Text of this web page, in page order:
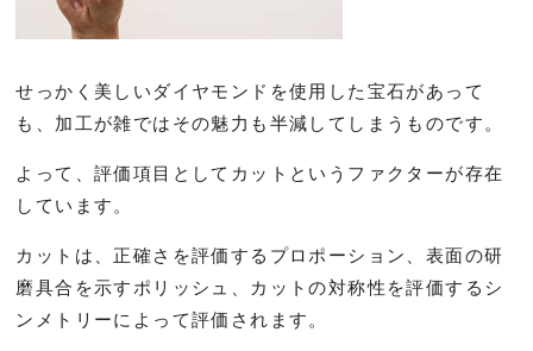
せっかく美しいダイヤモンドを使用した宝石があって
も、加工が雑ではその魅力も半減してしまうものです。
よって、評価項目としてカットというファクターが存在
しています。
カットは、正確さを評価するプロポーション、表面の研
磨具合を示すポリッシュ、カットの対称性を評価するシ
ンメトリーによって評価されます。